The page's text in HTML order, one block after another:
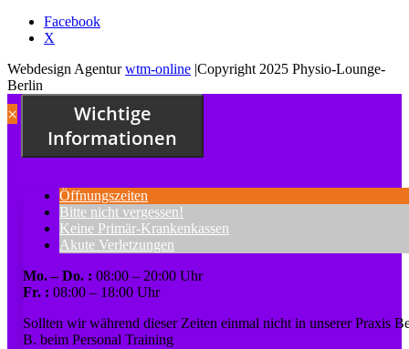
Facebook
X
Webdesign Agenturwtm-online |Copyright 2025 Physio-Lounge-
Berlin
×
Wichtige
Informationen
Öffnungszeiten
Bitte nicht vergessen!
Keine Primär-Krankenkassen
Akute Verletzungen
Mo. – Do. : 08:00 – 20:00 Uhr
Fr. : 08:00 – 18:00 Uhr
Sollten wir während dieser Zeiten einmal nicht in unserer Praxis
B. beim Personal Training